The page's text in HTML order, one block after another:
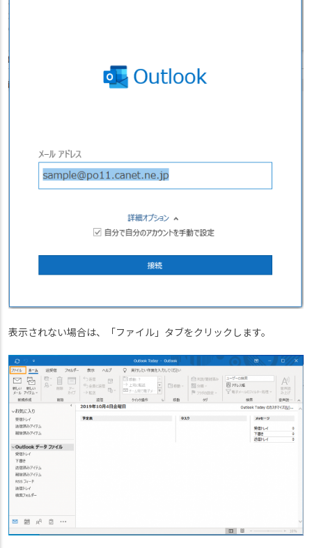
表示されない場合は、「ファイル」タブをクリックします。